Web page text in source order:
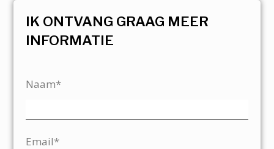
IK ONTVANG GRAAG MEER
INFORMATIE
Naam*
Email*